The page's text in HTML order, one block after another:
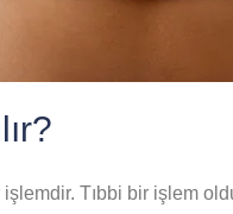
işlemdir. Tıbbi bir işlem